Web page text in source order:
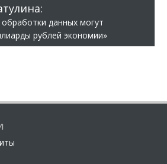
данных могут
рублей экономии»